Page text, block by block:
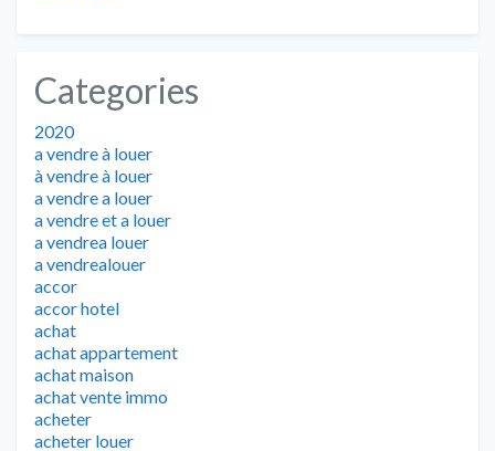
Categories
2020
a vendre à louer
à vendre à louer
a vendre a louer
a vendre et a louer
a vendrea louer
a vendrealouer
accor
accor hotel
achat
achat appartement
achat maison
achat vente immo
acheter
acheter louer